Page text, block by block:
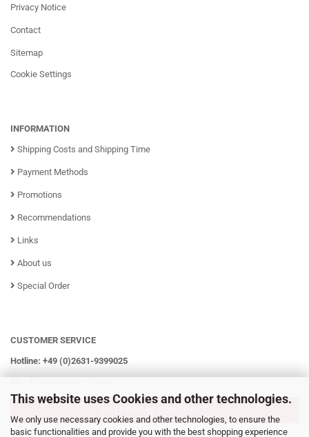
This website uses Cookies and other technologies.
We only use necessary cookies and other technologies, to ensure the
basic functionalities and provide you with the best shopping experience
Privacy Notice
Contact
Sitemap
Cookie Settings
INFORMATION
Shipping Costs and Shipping Time
Payment Methods
Promotions
Recommendations
Links
About us
Special Order
CUSTOMER SERVICE
Hotline: +49 (0)2631-9399025